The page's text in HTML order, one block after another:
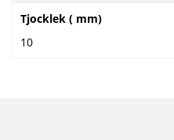
Tjocklek ( mm)
10